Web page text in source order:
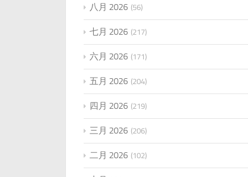
八月 2026 56
七月 2026 217
六月 2026 171
五月 2026 204
四月 2026 219
三月 2026 206
二月 2026 102